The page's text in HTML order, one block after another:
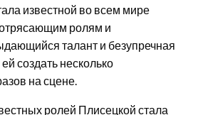
известной во всем мире
ролям и
талант и безупречная
создать несколько
на сцене.
ролей Плисецкой стала